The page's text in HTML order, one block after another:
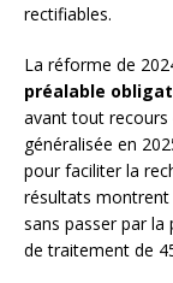
rectifiables.
La réforme de
préalable
avant tout
généralisée en
pour faciliter la
résultats montrent
sans passer par la
de traitement de